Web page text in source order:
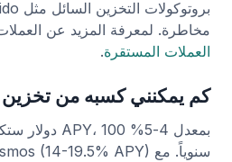
مخاطرة. لمعرفة المزيد عن
العملات المستقرة.
كم يمكنني كسبه من تخزين 100 دولار؟